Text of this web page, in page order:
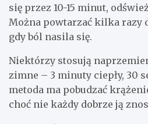
się przez 10-15 minut,
Można powtarzać kilka razy
gdy ból nasila się.
Niektórzy stosują
zimne – 3 minuty ciepły, 30
metoda ma pobudzać
choć nie każdy dobrze ją